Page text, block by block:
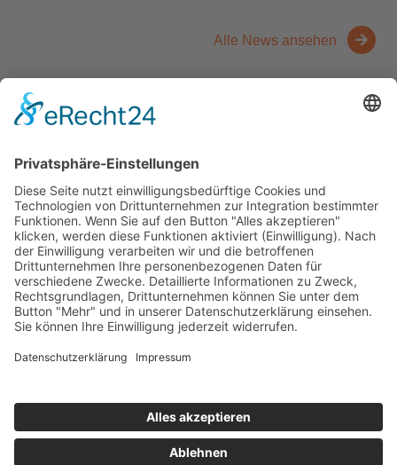
Alle News ansehen
Kontakt Messen Zahlen und Fakten Downloads
Denken Sie Über uns
 